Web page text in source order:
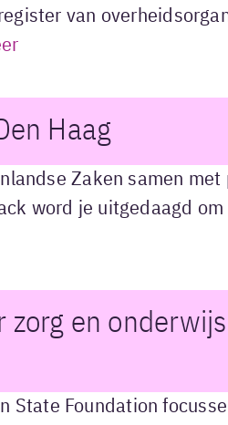
van
Haag
Zaken samen met
word je uitgedaagd
en
State Foundation